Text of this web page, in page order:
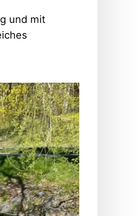
und mit